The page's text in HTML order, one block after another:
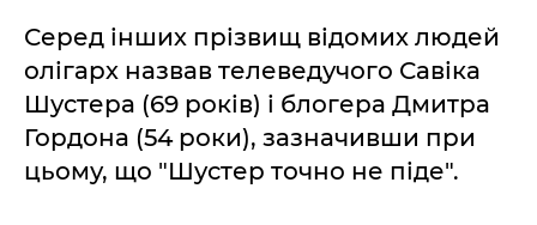
Серед інших прізвищ відомих людей
олігарх назвав телеведучого Савіка
Шустера (69 років) і блогера Дмитра
Гордона (54 роки), зазначивши при
цьому, що "Шустер точно не піде".